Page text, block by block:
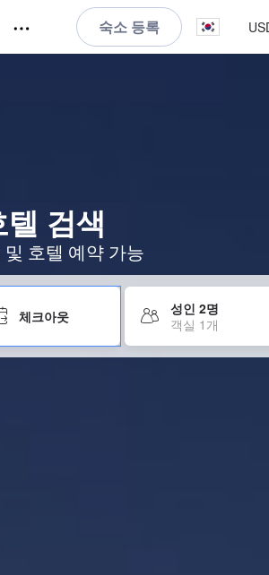
숙소 등록
검색
호텔 예약 가능
체크아웃
성인 2명
객실 1개